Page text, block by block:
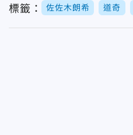
標籤： 佐佐木朗希 道奇